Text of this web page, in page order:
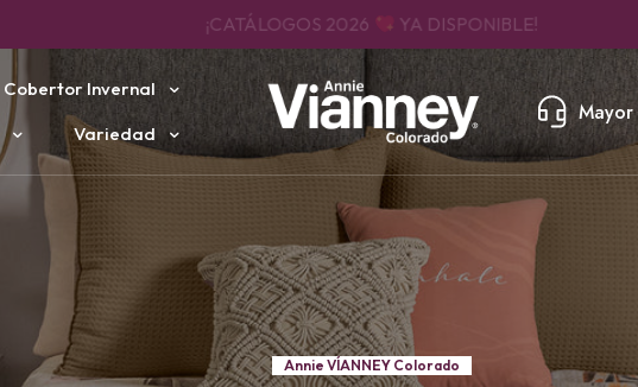
ENVÍO RÁPIDO, SEGURO Y GRAN COBERTURA
Cobertor Invernal
Variedad
Annie VÍANNEY Colorado